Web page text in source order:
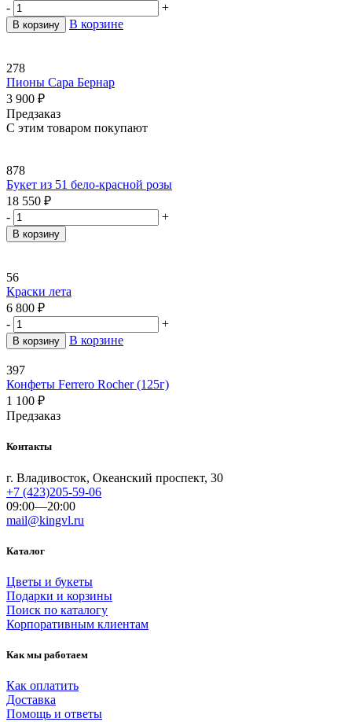
-
+
В корзину В корзине
278
Пионы Сара Бернар
3 900 ₽
Предзаказ
С этим товаром покупают
878
Букет из 51 бело-красной розы
18 550 ₽
-
+
В корзину
56
Краски лета
6 800 ₽
-
+
В корзину В корзине
397
Конфеты Ferrero Rocher (125г)
1 100 ₽
Предзаказ
Контакты
г. Владивосток, Океанский проспект, 30
+7 (423)205-59-06
09:00—20:00
mail@kingvl.ru
Каталог
Цветы и букеты
Подарки и корзины
Поиск по каталогу
Корпоративным клиентам
Как мы работаем
Как оплатить
Доставка
Помощь и ответы